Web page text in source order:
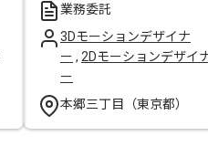
業務委託
3Dモーションデザイナ
ー , 2Dモーションデザイ
ー
本郷三丁目（東京都）